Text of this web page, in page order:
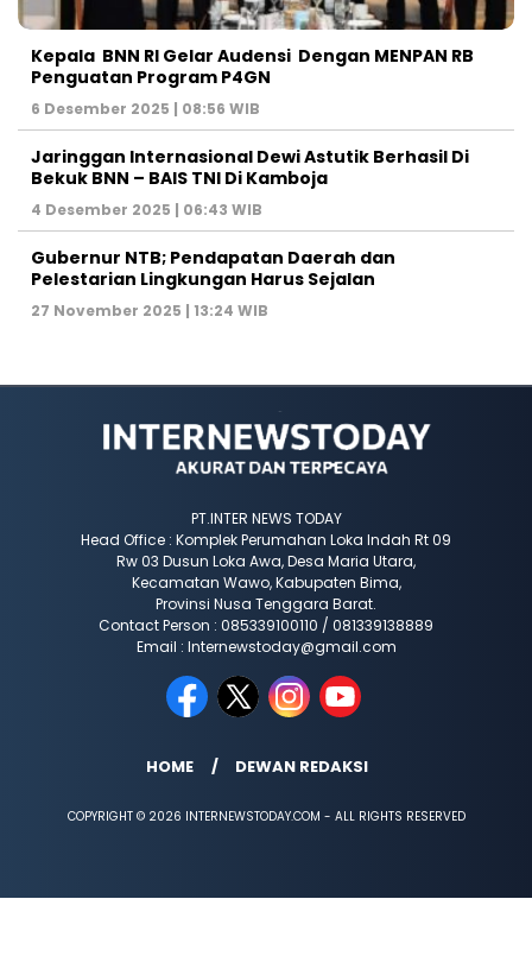
Kepala BNN RI Gelar Audensi Dengan MENPAN RB
Penguatan Program P4GN
6 Desember 2025 | 08:56 WIB
Jaringgan Internasional Dewi Astutik Berhasil Di
Bekuk BNN – BAIS TNI Di Kamboja
4 Desember 2025 | 06:43 WIB
Gubernur NTB; Pendapatan Daerah dan
Pelestarian Lingkungan Harus Sejalan
27 November 2025 | 13:24 WIB
PT.INTER NEWS TODAY
Head Office : Komplek Perumahan Loka Indah Rt 09
Rw 03 Dusun Loka Awa, Desa Maria Utara,
Kecamatan Wawo, Kabupaten Bima,
Provinsi Nusa Tenggara Barat.
Contact Person : 085339100110 / 081339138889
Email : Internewstoday@gmail.com
HOME DEWAN REDAKSI
COPYRIGHT © 2026 INTERNEWSTODAY.COM - ALL RIGHTS RESERVED